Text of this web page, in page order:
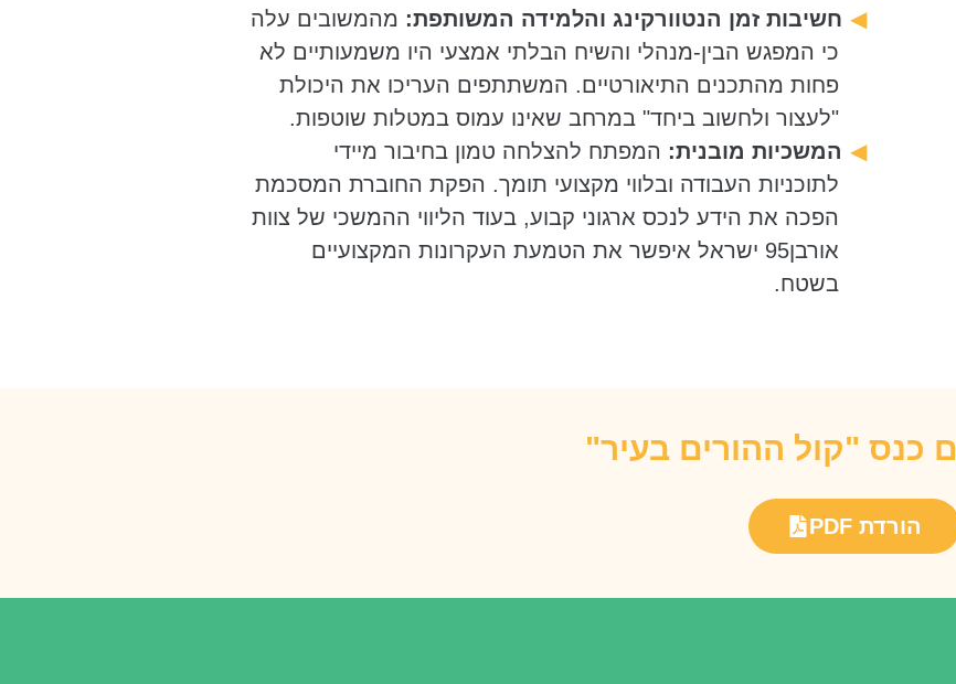
חשיבות זמן הנטוורקינג והלמידה המשותפת: מהמשובים עלה
כי המפגש הבין-מנהלי והשיח הבלתי אמצעי היו משמעותיים לא
פחות מהתכנים התיאורטיים. המשתתפים העריכו את היכולת
"לעצור ולחשוב ביחד" במרחב שאינו עמוס במטלות שוטפות.
המשכיות מובנית: המפתח להצלחה טמון בחיבור מיידי
לתוכניות העבודה ובלווי מקצועי תומך. הפקת החוברת המסכמת
הפכה את הידע לנכס ארגוני קבוע, בעוד הליווי ההמשכי של צוות
אורבן95 ישראל איפשר את הטמעת העקרונות המקצועיים
בשטח.
"קול ההורים בעיר"
הורדת PDF